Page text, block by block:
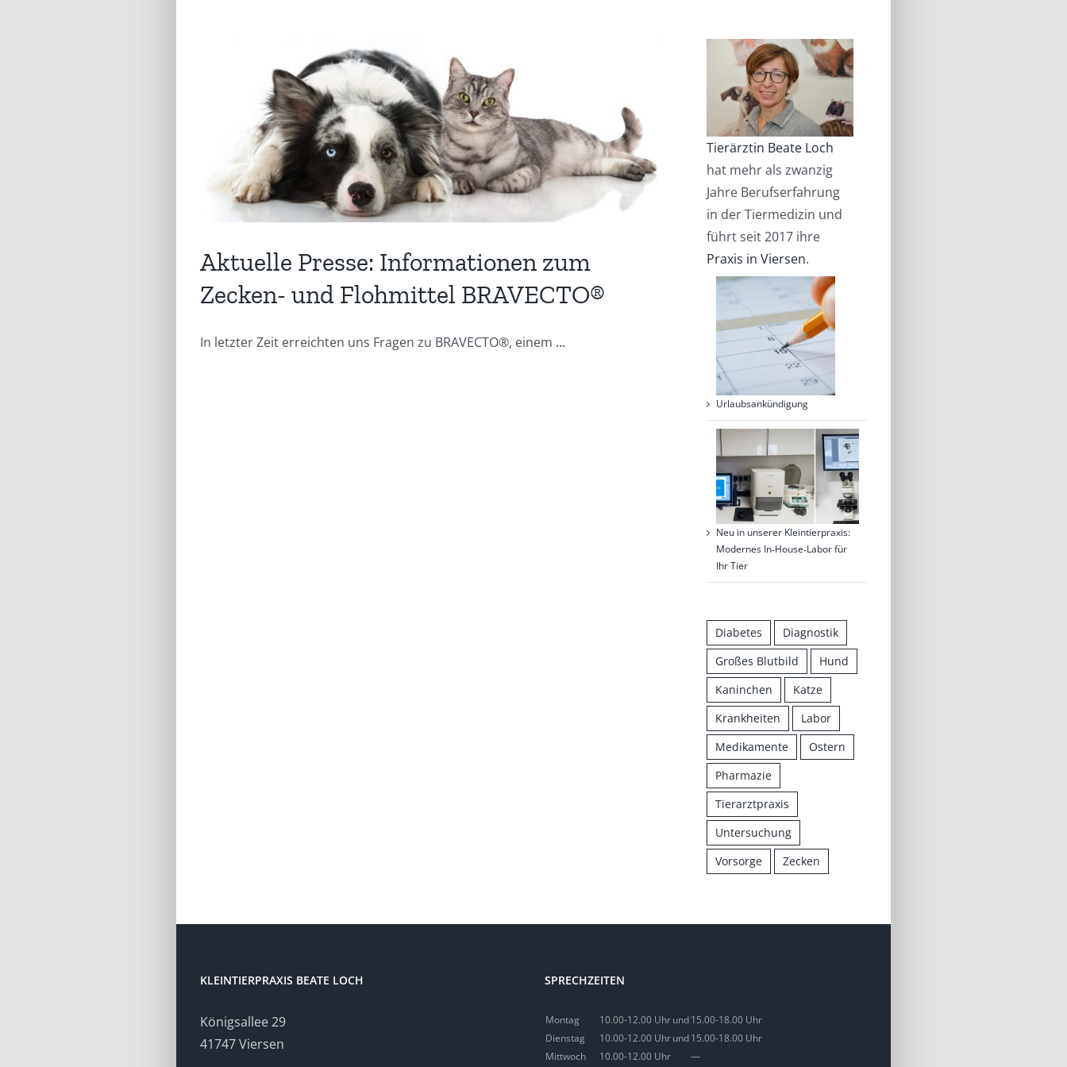
Aktuelle Presse: Informationen zum
Zecken- und Flohmittel BRAVECTO®
In letzter Zeit erreichten uns Fragen zu BRAVECTO®, einem ...
Tierärztin Beate Loch
hat mehr als zwanzig
Jahre Berufserfahrung
in der Tiermedizin und
führt seit 2017 ihre
Praxis in Viersen.
Urlaubsankündigung
Neu in unserer Kleintierpraxis:
Modernes In‑House‑Labor für
Ihr Tier
Diabetes
Diagnostik
Großes Blutbild
Hund
Kaninchen
Katze
Krankheiten
Labor
Medikamente
Ostern
Pharmazie
Tierarztpraxis
Untersuchung
Vorsorge
Zecken
KLEINTIERPRAXIS BEATE LOCH
Königsallee 29
41747 Viersen
SPRECHZEITEN
Montag 10.00-12.00 Uhrund15.00-18.00 Uhr
Dienstag
10.00-12.00 Uhrund15.00-18.00 Uhr
Mittwoch
10.00-12.00 Uhr —